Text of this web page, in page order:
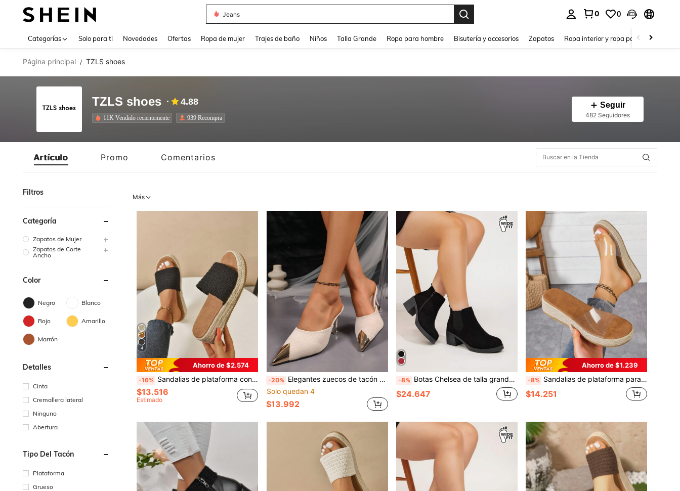
Dazy
0 0
Categorías Solo para ti Novedades Ofertas Ropa de mujer Trajes de baño Niños Talla Grande Ropa para hombre Bisutería y accesorios Zapatos Ropa interior y ropa para dormir
Página principal / TZLS shoes
TZLS shoes 4.88
11K Vendido recientemente 939 Recompra
Seguir
482 Seguidores
Artículo Promo Comentarios
Filtros
Categoría
Zapatos de Mujer
Zapatos de Corte
Ancho
Color
Negro Blanco
Rojo Amarillo
Marrón
Detalles
Cinta
Cremallera lateral
Ninguno
Abertura
Tipo Del Tacón
Plataforma
Grueso
Más
4
Ahorro de $2.574
-16% Sandalias de plataforma con cuña y borde de cuerda para mujer, esencial para viajar, suela ligera y cómoda, sandalias de esparto tejidas a mano con punta abierta para el verano
$13.516
Estimado
-20% Elegantes zuecos de tacón alto con puntera puntiaguda y decoración metálica - Cómodos y transpirables zapatos de tacón alto con puntera puntiaguda
Solo quedan 4
$13.992
-8% Botas Chelsea de talla grande para mujer con cremallera lateral, negras, de tacón alto y suela gruesa, de ajuste ancho, para otoño/invierno
$24.647
Ahorro de $1.239
-8% Sandalias de plataforma para mujer con suela gruesa, sandalias de mujer de estilo bohemio cómodas con suela gruesa, esencial de viaje, sandalias transparentes de verano
$14.251